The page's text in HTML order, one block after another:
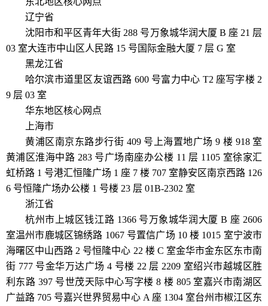
辽宁省
沈阳市和平区青年大街 288 号万象城华润大厦 B 座 21 层
03 室大连市中山区人民路 15 号国际金融大厦 7 层 G 室
黑龙江省
哈尔滨市道里区友谊西路 600 号富力中心 T2 座写字楼 2
9 层 03 室
华东地区核心网点
上海市
黄浦区南京东路步行街 409 号上海置地广场 9 楼 918 室
黄浦区淮海中路 283 号广场南座办公楼 11 层 1105 室徐家汇
虹桥路 1 号港汇恒隆广场 1 座 7 楼 707 室静安区南京西路 126
6 号恒隆广场办公楼 1 号楼 23 层 01B-2302 室
浙江省
杭州市上城区钱江路 1366 号万象城华润大厦 B 座 2606
室温州市鹿城区锦绣路 1067 号置信广场 10 楼 1015 室宁波市
海曙区中山西路 2 号恒隆中心 22 楼 C 室金华市金东区东市南
街 777 号金华万达广场 4 号楼 22 层 2209 室绍兴市越城区胜
利东路 397 号世茂天际中心写字楼 8 楼 805 室嘉兴市南湖区
广益路 705 号嘉兴世界贸易中心 A 座 1304 室台州市椒江区东